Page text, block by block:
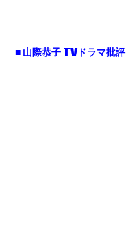
■ 山際恭子 TV ドラマ批評